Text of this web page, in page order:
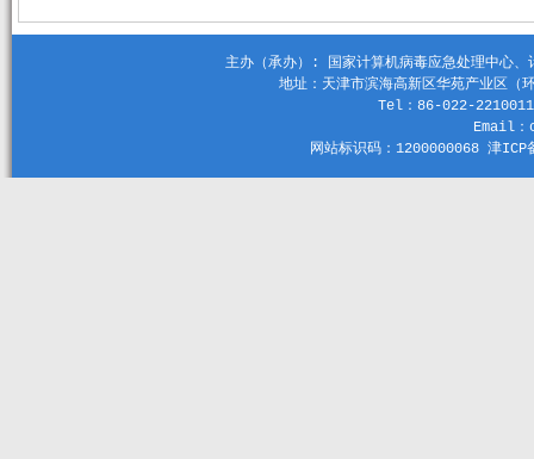
主办（承办）: 国家计算机病毒应急处理中心
地址：天津市滨海高新区华苑产业区
Tel：86-022-
Email
网站标识码：1200000068 津